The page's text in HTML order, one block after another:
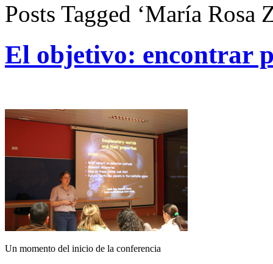
Posts Tagged ‘María Rosa
El objetivo: encontrar
Un momento del inicio de la conferencia